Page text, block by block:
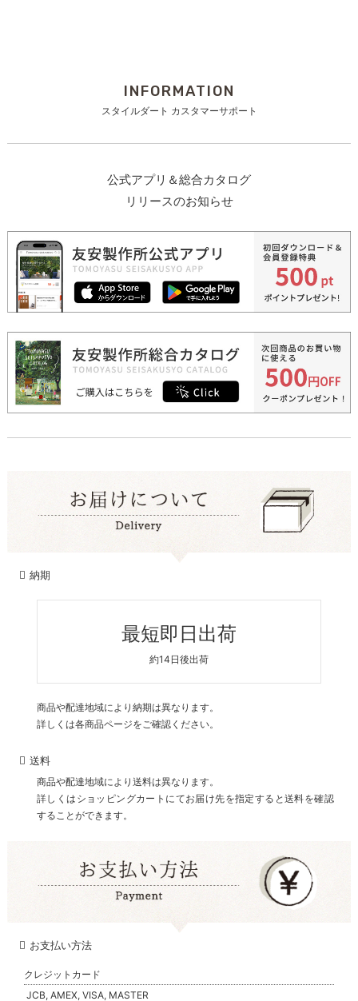
INFORMATION
スタイルダート カスタマーサポート
公式アプリ＆総合カタログ
リリースのお知らせ
納期
最短即日出荷
約14日後出荷
商品や配達地域により納期は異なります。
詳しくは各商品ページをご確認ください。
送料
商品や配達地域により送料は異なります。
詳しくはショッピングカートにてお届け先を指定すると送料を確認
することができます。
お支払い方法
クレジットカード
JCB, AMEX, VISA, MASTER